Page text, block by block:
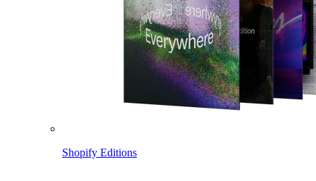
Shopify Editions